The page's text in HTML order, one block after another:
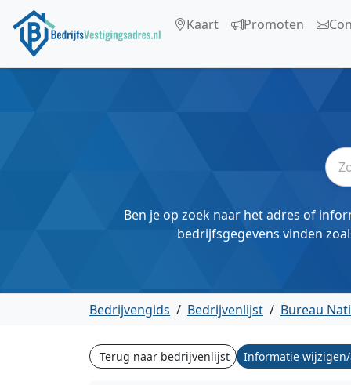
Kaart Promoten
Ben je op zoek naar het adres of
bedrijfsgegevens vinden
Bedrijvengids / Bedrijvenlijst / Bureau
Terug naar bedrijvenlijst Informatie